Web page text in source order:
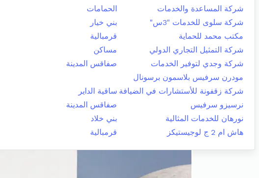
شركة المساعدة والخدمات
الحمامات
شركة سلوى للخدمات "3س"
بني خيار
مكتب محمد للحماية
قرمبالية
شركة التمثيل التجاري الدولي
مساكن
شركة وجدي لتوفير الخدمات
صفاقس المدينة
مودرن سرفيس بلاسمون برسونال
شركة زقفونة للأستشارات في الضيافة ساقية الداير
نرسيزو سرفيس
صفاقس المدينة
نورهان للخدمات المثالية
بني خلاد
هاش ام 2 ج لوجيستيكز
قرمبالية